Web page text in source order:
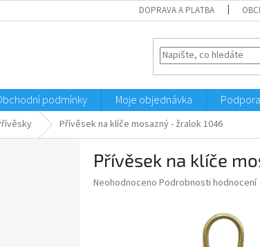
DOPRAVA A PLATBA
podmínky Moje objednávka Podpora
Přívěsek na klíče mosazný - žralok 1046
Přívěsek na klíče
Průměrné
Neohodnoceno Podrobnosti hodnocení